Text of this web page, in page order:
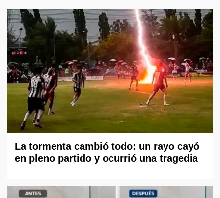
La tormenta cambió todo: un rayo cayó
en pleno partido y ocurrió una tragedia